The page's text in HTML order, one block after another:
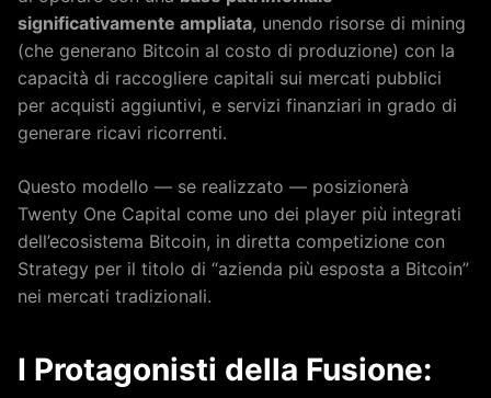
significativamente ampliata, unendo risorse di mining
(che generano Bitcoin al costo di produzione) con la
capacità di raccogliere capitali sui mercati pubblici
per acquisti aggiuntivi, e servizi finanziari in grado di
generare ricavi ricorrenti.
Questo modello — se realizzato — posizionerà
Twenty One Capital come uno dei player più integrati
dell’ecosistema Bitcoin, in diretta competizione con
Strategy per il titolo di “azienda più esposta a Bitcoin”
nei mercati tradizionali.
I Protagonisti della Fusione: